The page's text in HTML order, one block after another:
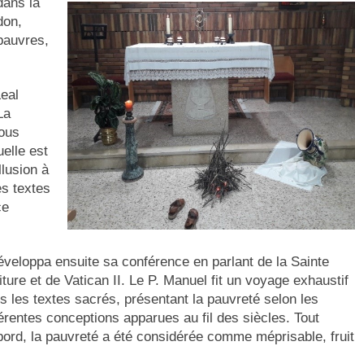
est
à
textes
ensuite sa conférence en parlant de la Sainte
et de Vatican II. Le P. Manuel fit un voyage exhaustif
les textes sacrés, présentant la pauvreté selon les
conceptions apparues au fil des siècles. Tout
la pauvreté a été considérée comme méprisable, fruit